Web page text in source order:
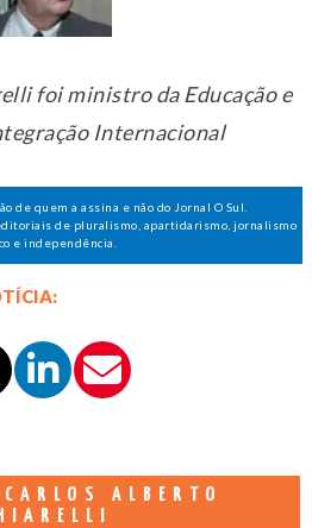
foi ministro da Educação e
Internacional
de quem a assina e não do Jornal O Sul.
de pluralismo, apartidarismo, jornalismo
e independência.
ALBERTO